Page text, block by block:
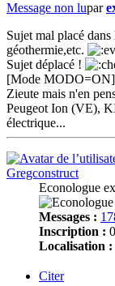
Message non lupar
Sujet mal placé
géothermie,etc.
Sujet déplacé !
[Mode MODO=ON]
Zieute mais n'en
Peugeot Ion (VE),
électrique...
Gregconstruct
Econologue
Messages :
Inscription :
Localisation :
Citer